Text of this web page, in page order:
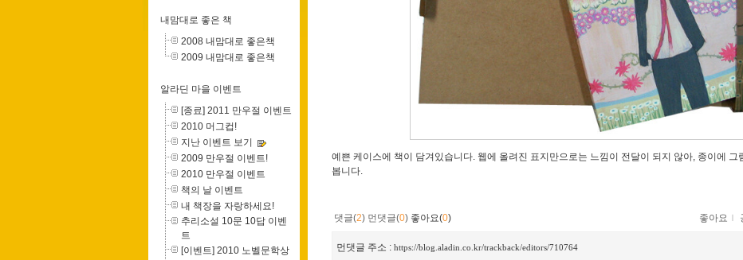
예쁜 케이스에 책이 담겨있습니다. 웹에 올려진 표지만으로는 느낌이 전달이 되지 않아, 종이에
봅니다.
댓글(2) 먼댓글(0) 좋아요(0) 좋아요 ｌ
먼댓글 주소 : https://blog.aladin.co.kr/trackback/editors/710764
내맘대로 좋은 책
2008 내맘대로 좋은책
2009 내맘대로 좋은책
알라딘 마을 이벤트
[종료] 2011 만우절 이벤트
2010 머그컵!
지난 이벤트 보기
2009 만우절 이벤트!
2010 만우절 이벤트
책의 날 이벤트
내 책장을 자랑하세요!
추리소설 10문 10답 이벤
트
[이벤트] 2010 노벨문학상